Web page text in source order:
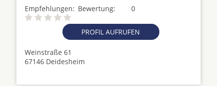
Empfehlungen: 0
Bewertung:
PROFIL AUFRUFEN
Weinstraße 61
67146 Deidesheim